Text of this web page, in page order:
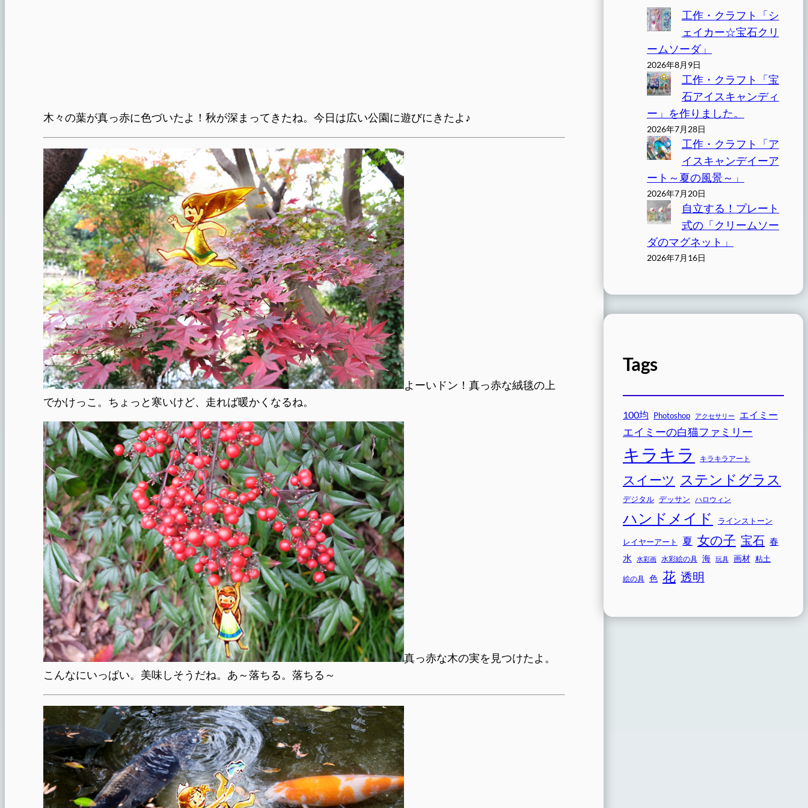
木々の葉が真っ赤に色づいたよ！秋が深まってきたね。今日は広い公園に遊びにきたよ♪
よーいドン！真っ赤な絨毯の上
でかけっこ。ちょっと寒いけど、走れば暖かくなるね。
真っ赤な木の実を見つけたよ。
こんなにいっぱい。美味しそうだね。あ～落ちる。落ちる～
工作・クラフト「シ
ェイカー☆宝石クリ
ームソーダ」
2026年8月9日
工作・クラフト「宝
石アイスキャンディ
ー」を作りました。
2026年7月28日
工作・クラフト「ア
イスキャンデイーア
ート～夏の風景～」
2026年7月20日
自立する！プレート
式の「クリームソー
ダのマグネット」
2026年7月16日
Tags
100均 Photoshop アクセサリー エイミー
エイミーの白猫ファミリー
キラキラ キラキラアート
スイーツ ステンドグラス
デジタル デッサン ハロウィン
ハンドメイド ラインストーン
レイヤーアート 夏 女の子 宝石 春
水
水彩画 水彩絵の具 海 玩具 画材 粘土
絵の具 色 花 透明